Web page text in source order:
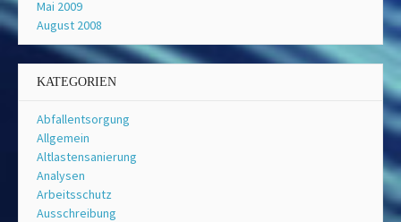
Mai 2009
August 2008
KATEGORIEN
Abfallentsorgung
Allgemein
Altlastensanierung
Analysen
Arbeitsschutz
Ausschreibung